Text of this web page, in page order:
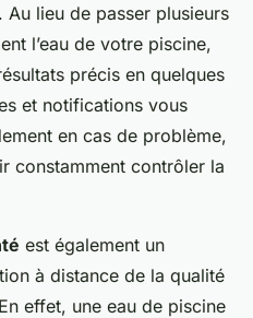
lieu de passer plusieurs
l’eau de votre piscine,
précis en quelques
et notifications vous
en cas de problème,
constamment contrôler la
est également un
à distance de la qualité
effet, une eau de piscine